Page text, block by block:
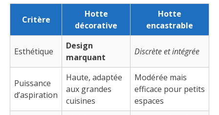
Critère
Hotte
décorative
Hotte
encastrable
Esthétique
Design
marquant
Discrète et intégrée
Puissance
d’aspiration
Haute, adaptée
aux grandes
cuisines
Modérée mais
efficace pour petits
espaces